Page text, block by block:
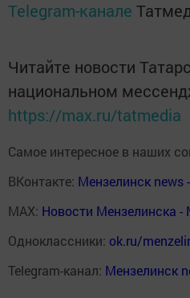
Telegram-канале
Читайте новости
национальном
https://max.ru/tatmedia
Самое интересное в наших
ВКонтакте: Мензелинск
MAX: Новости Мензелинска -
Одноклассники: ok.ru/
Telegram-канал: Мензелинск